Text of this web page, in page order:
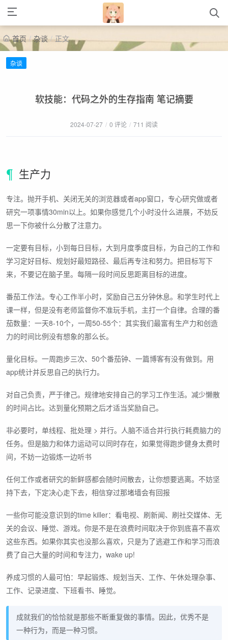
首页 / 杂谈 / 正文
杂谈
软技能：代码之外的生存指南 笔记摘要
2024-07-27 / 0 评论 / 711 阅读
生产力
专注。抛开手机、关闭无关的浏览器或者app窗口，专心研究做或者
研究一项事情30min以上。如果你感觉几个小时没什么进展，不妨反
思一下你被什么分散了注意力。
一定要有目标，小到每日目标，大到月度季度目标，为自己的工作和
学习定好目标、规划好最短路径、最后再专注和努力。把目标写下
来，不要记在脑子里。每隔一段时间反思距离目标的进度。
番茄工作法。专心工作半小时，奖励自己五分钟休息。和学生时代上
课一样，但是没有老师监督你不准玩手机，主打一个自律。合理的番
茄数量：一天8-10个，一周50-55个：其实我们最富有生产力和创造
力的时间比例没有想象的那么长。
量化目标。一周跑步三次、50个番茄钟、一篇博客有没有做到。用
app统计并反思自己的执行力。
对自己负责，严于律己。规律地安排自己的学习工作生活。减少懒散
的时间占比。达到量化预期之后才适当奖励自己。
非必要时，单线程、批处理 > 并行。人脑不适合并行执行耗费脑力的
任务。但是脑力和体力运动可以同时存在，如果觉得跑步健身太费时
间，不妨一边锻炼一边听书
任何工作或者研究的新鲜感都会随时间散去，让你想要逃离。不妨坚
持下去，下定决心走下去，相信穿过那堵墙会有回报
一些你可能没意识到的time killer：看电视、刷新闻、刷社交媒体、无
关的会议、睡觉、游戏。你是不是在浪费时间取决于你到底喜不喜欢
这些东西。如果你其实也没那么喜欢，只是为了逃避工作和学习而浪
费了自己大量的时间和专注力，wake up!
养成习惯的人最可怕：早起锻炼、规划当天、工作、午休处理杂事、
工作、记录进度、下班看书、睡觉。
成就我们的恰恰就是那些不断重复做的事情。因此，优秀不是
一种行为，而是一种习惯。